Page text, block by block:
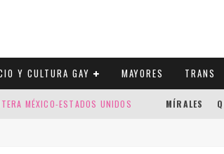
Y CULTURA GAY MAYORES TRANS
MÉXICO-ESTADOS UNIDOS MÍRALES